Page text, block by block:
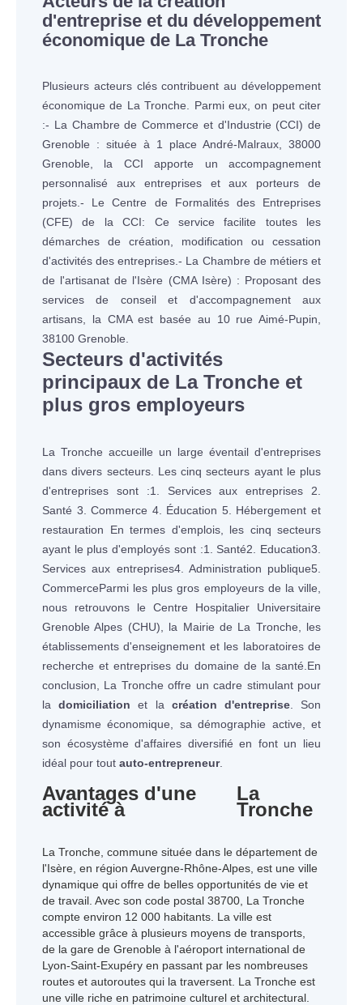
d'entreprise et du développement
économique de La Tronche
Plusieurs acteurs clés contribuent au développement
économique de La Tronche. Parmi eux, on peut citer
:- La Chambre de Commerce et d'Industrie (CCI) de
Grenoble : située à 1 place André-Malraux, 38000
Grenoble, la CCI apporte un accompagnement
personnalisé aux entreprises et aux porteurs de
projets.- Le Centre de Formalités des Entreprises
(CFE) de la CCI: Ce service facilite toutes les
démarches de création, modification ou cessation
d'activités des entreprises.- La Chambre de métiers et
de l'artisanat de l'Isère (CMA Isère) : Proposant des
services de conseil et d'accompagnement aux
artisans, la CMA est basée au 10 rue Aimé-Pupin,
38100 Grenoble.
Secteurs d'activités
principaux de La Tronche et
plus gros employeurs
La Tronche accueille un large éventail d'entreprises
dans divers secteurs. Les cinq secteurs ayant le plus
d'entreprises sont :1. Services aux entreprises 2.
Santé 3. Commerce 4. Éducation 5. Hébergement et
restauration En termes d'emplois, les cinq secteurs
ayant le plus d'employés sont :1. Santé2. Education3.
Services aux entreprises4. Administration publique5.
CommerceParmi les plus gros employeurs de la ville,
nous retrouvons le Centre Hospitalier Universitaire
Grenoble Alpes (CHU), la Mairie de La Tronche, les
établissements d'enseignement et les laboratoires de
recherche et entreprises du domaine de la santé.En
conclusion, La Tronche offre un cadre stimulant pour
ladomiciliation et la création d'entreprise. Son
dynamisme économique, sa démographie active, et
son écosystème d'affaires diversifié en font un lieu
idéal pour tout auto-entrepreneur.
Avantages d'une
activité à
La
Tronche
La Tronche, commune située dans le département de
l'Isère, en région Auvergne-Rhône-Alpes, est une ville
dynamique qui offre de belles opportunités de vie et
de travail. Avec son code postal 38700, La Tronche
compte environ 12 000 habitants. La ville est
accessible grâce à plusieurs moyens de transports,
de la gare de Grenoble à l'aéroport international de
Lyon-Saint-Exupéry en passant par les nombreuses
routes et autoroutes qui la traversent. La Tronche est
une ville riche en patrimoine culturel et architectural.